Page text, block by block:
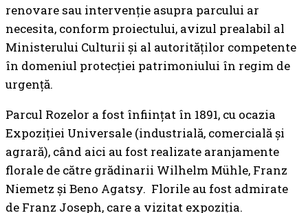
renovare sau intervenție asupra parcului ar
necesita, conform proiectului, avizul prealabil al
Ministerului Culturii și al autorităților competente
în domeniul protecției patrimoniului în regim de
urgență.
Parcul Rozelor a fost înființat în 1891, cu ocazia
Expoziției Universale (industrială, comercială și
agrară), când aici au fost realizate aranjamente
florale de către grădinarii Wilhelm Mühle, Franz
Niemetz și Beno Agatsy. Florile au fost admirate
de Franz Joseph, care a vizitat expoziția.